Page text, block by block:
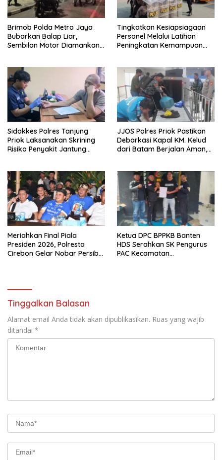
Brimob Polda Metro Jaya
Bubarkan Balap Liar,
Sembilan Motor Diamankan
Tingkatkan Kesiapsiagaan
Personel Melalui Latihan
Peningkatan Kemampuan
Sidokkes Polres Tanjung
Priok Laksanakan Skrining
Risiko Penyakit Jantung
JJOS Polres Priok Pastikan
Debarkasi Kapal KM. Kelud
dari Batam Berjalan Aman,
Meriahkan Final Piala
Presiden 2026, Polresta
Cirebon Gelar Nobar Persib
Ketua DPC BPPKB Banten
HDS Serahkan SK Pengurus
PAC Kecamatan
Tinggalkan Balasan
Alamat email Anda tidak akan dipublikasikan. Ruas yang wajib
ditandai *